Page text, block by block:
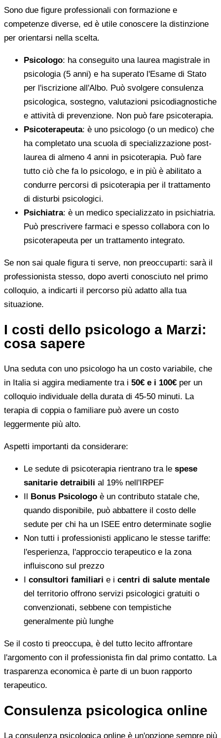
Sono due figure professionali con formazione e
competenze diverse, ed è utile conoscere la distinzione
per orientarsi nella scelta.
Psicologo: ha conseguito una laurea magistrale in
psicologia (5 anni) e ha superato l'Esame di Stato
per l'iscrizione all'Albo. Può svolgere consulenza
psicologica, sostegno, valutazioni psicodiagnostiche
e attività di prevenzione. Non può fare psicoterapia.
Psicoterapeuta: è uno psicologo (o un medico) che
ha completato una scuola di specializzazione post-
laurea di almeno 4 anni in psicoterapia. Può fare
tutto ciò che fa lo psicologo, e in più è abilitato a
condurre percorsi di psicoterapia per il trattamento
di disturbi psicologici.
Psichiatra: è un medico specializzato in psichiatria.
Può prescrivere farmaci e spesso collabora con lo
psicoterapeuta per un trattamento integrato.
Se non sai quale figura ti serve, non preoccuparti: sarà il
professionista stesso, dopo averti conosciuto nel primo
colloquio, a indicarti il percorso più adatto alla tua
situazione.
I costi dello psicologo a Marzi:
cosa sapere
Una seduta con uno psicologo ha un costo variabile, che
in Italia si aggira mediamente tra i 50€ e i 100€ per un
colloquio individuale della durata di 45-50 minuti. La
terapia di coppia o familiare può avere un costo
leggermente più alto.
Aspetti importanti da considerare:
Le sedute di psicoterapia rientrano tra le spese
sanitarie detraibili al 19% nell'IRPEF
Il Bonus Psicologo è un contributo statale che,
quando disponibile, può abbattere il costo delle
sedute per chi ha un ISEE entro determinate soglie
Non tutti i professionisti applicano le stesse tariffe:
l'esperienza, l'approccio terapeutico e la zona
influiscono sul prezzo
I consultori familiari e i centri di salute mentale
del territorio offrono servizi psicologici gratuiti o
convenzionati, sebbene con tempistiche
generalmente più lunghe
Se il costo ti preoccupa, è del tutto lecito affrontare
l'argomento con il professionista fin dal primo contatto. La
trasparenza economica è parte di un buon rapporto
terapeutico.
Consulenza psicologica online
La consulenza psicologica online è un'opzione sempre più